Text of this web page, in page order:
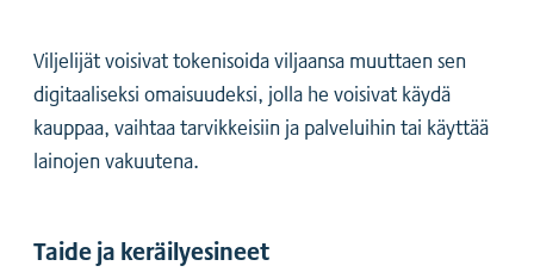
Viljelijät voisivat tokenisoida viljaansa muuttaen sen
digitaaliseksi omaisuudeksi, jolla he voisivat käydä
kauppaa, vaihtaa tarvikkeisiin ja palveluihin tai käyttää
lainojen vakuutena.
Taide ja keräilyesineet